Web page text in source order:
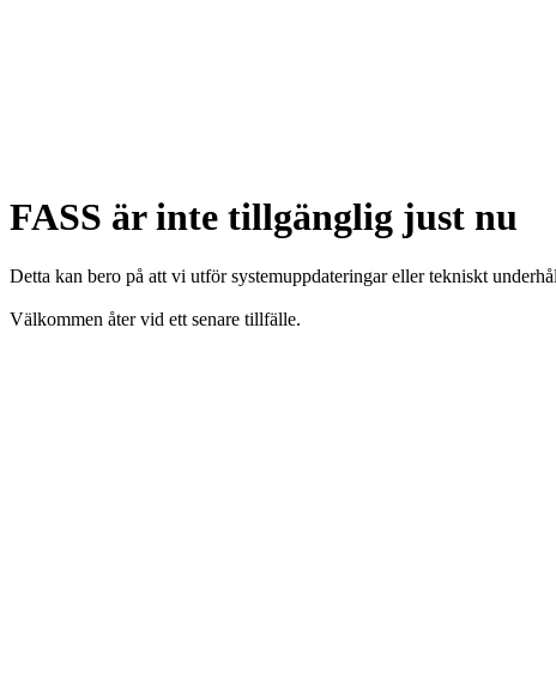
FASS är inte tillgänglig just nu
Detta kan bero på att vi utför systemuppdateringar eller tekniskt
Välkommen åter vid ett senare tillfälle.